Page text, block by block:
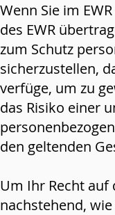
Wenn Sie im
des EWR
zum Schutz
sicherzustellen,
verfüge, um zu
das Risiko einer
den geltenden
Um Ihr Recht auf
nachstehend,